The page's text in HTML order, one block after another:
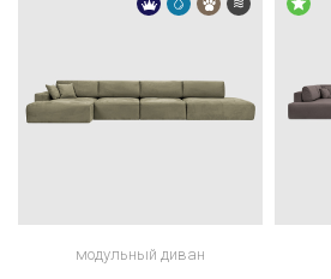
модульный диван